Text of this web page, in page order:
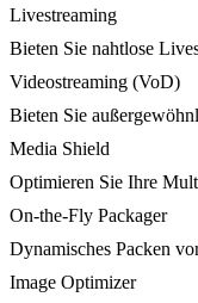
Livestreaming
Bieten Sie nahtlose
Videostreaming (VoD)
Bieten Sie
Media Shield
Optimieren Sie Ihre
On-the-Fly Packager
Dynamisches Packen
Image Optimizer